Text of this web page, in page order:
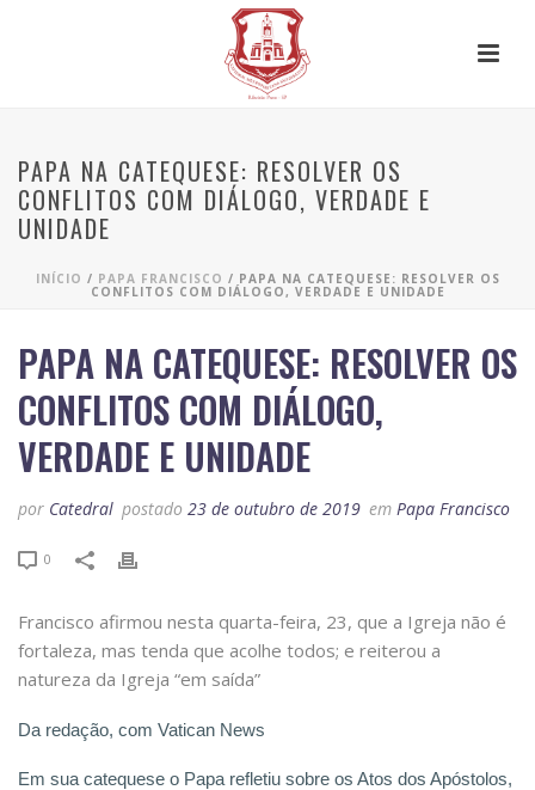
PAPA NA CATEQUESE: RESOLVER OS
CONFLITOS COM DIÁLOGO, VERDADE E
UNIDADE
INÍCIO / PAPA FRANCISCO / PAPA NA CATEQUESE: RESOLVER OS
CONFLITOS COM DIÁLOGO, VERDADE E UNIDADE
PAPA NA CATEQUESE: RESOLVER OS
CONFLITOS COM DIÁLOGO,
VERDADE E UNIDADE
por Catedral postado 23 de outubro de 2019 em Papa Francisco
0
Francisco afirmou nesta quarta-feira, 23, que a Igreja não é
fortaleza, mas tenda que acolhe todos; e reiterou a
natureza da Igreja “em saída”
Da redação, com Vatican News
Em sua catequese o Papa refletiu sobre os Atos dos Apóstolos,